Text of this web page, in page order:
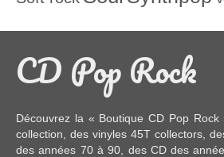
CD Pop Rock
Découvrez la « Boutique CD Pop
collection, des vinyles 45T collectors,
des années 70 à 90, des CDdes